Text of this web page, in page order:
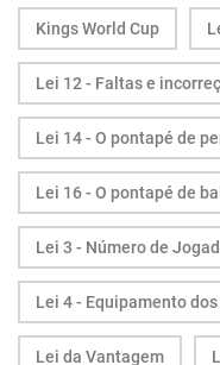
Kings World Cup
Lei 12 - Faltas e
Lei 14 - O pontapé de
Lei 16 - O pontapé de
Lei 3 - Número de
Lei 4 - Equipamento
Lei da Vantagem